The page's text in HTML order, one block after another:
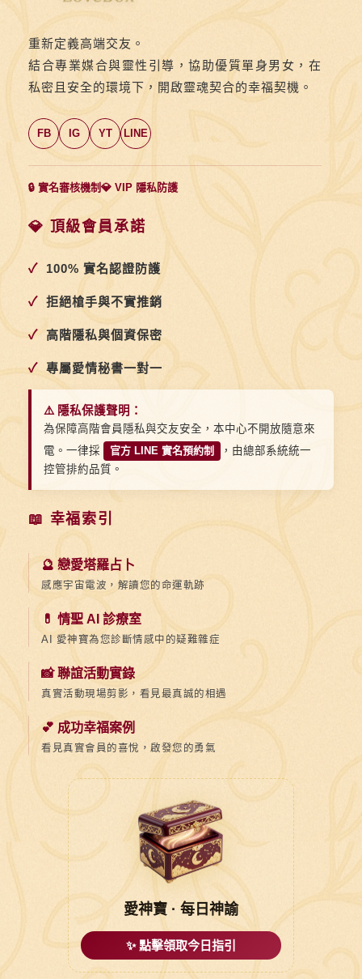
未
婚
單
聯
誼
快
速
單
重新定義高端交友。
結合專業媒合與靈性引導，協助優質單身男女，在
私密且安全的環境下，開啟靈魂契合的幸福契機。
FB IG YT LINE
🔒 實名審核機制💎 VIP 隱私防護
💎 頂級會員承諾
✓ 100% 實名認證防護
✓ 拒絕槍手與不實推銷
✓ 高階隱私與個資保密
✓ 專屬愛情秘書一對一
⚠️ 隱私保護聲明：
為保障高階會員隱私與交友安全，本中心不開放隨意來
電。一律採
官方 LINE 實名預約制
，由總部系統統一
控管排約品質。
📖 幸福索引
🔮 戀愛塔羅占卜
感應宇宙電波，解讀您的命運軌跡
💊 情聖 AI 診療室
AI 愛神寶為您診斷情感中的疑難雜症
📸 聯誼活動實錄
真實活動現場剪影，看見最真誠的相遇
💕 成功幸福案例
看見真實會員的喜悅，啟發您的勇氣
愛神寶 · 每日神諭
✨ 點擊領取今日指引